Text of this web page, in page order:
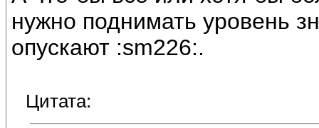
нужно поднимать уровень
опускают :sm226:.
Цитата: